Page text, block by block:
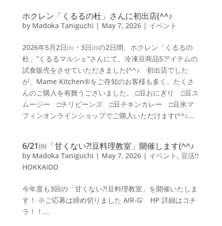
ホクレン「くるるの杜」さんに初出店(^^♪
by Madoka Taniguchi | May 7, 2026| イベント
2026年5月2日㈯・3日㈰の2日間、ホクレン「くるるの
杜」“くるるマルシェ”さんにて、冷凍豆商品5アイテムの
試食販売をさせていただきました(^^♪ 初出店でした
が、Mame Kitchen®をご存知のお客様も多く、たくさ
んのご購入を有難うございました。 □豆おにぎり □豆ス
ムージー □チリビーンズ □豆チキンカレー □豆米マ
フィンオンラインショップでご購入いただけます(^^♪...
6/21㈰「甘くない⁈豆料理教室」開催します(^^♪
by Madoka Taniguchi | May 7, 2026| イベント , 豆活!!
HOKKAIDO
今年度も3回の「甘くない⁈豆料理教室」を開催いたしま
す！ ※ご応募は締め切りました AIR-G’ HP 詳細はコチ
ラ！！...